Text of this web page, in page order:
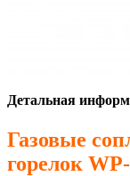
Детальная
Газовые
горелок